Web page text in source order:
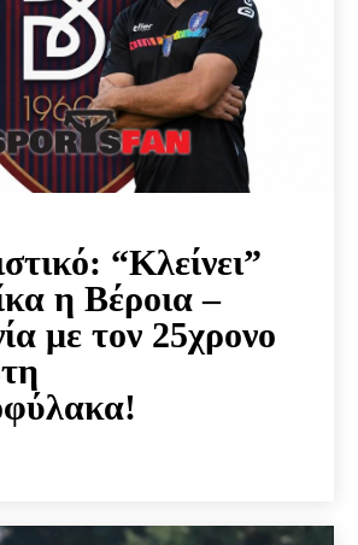
“Κλείνει”
η Βέροια –
με τον 25χρονο